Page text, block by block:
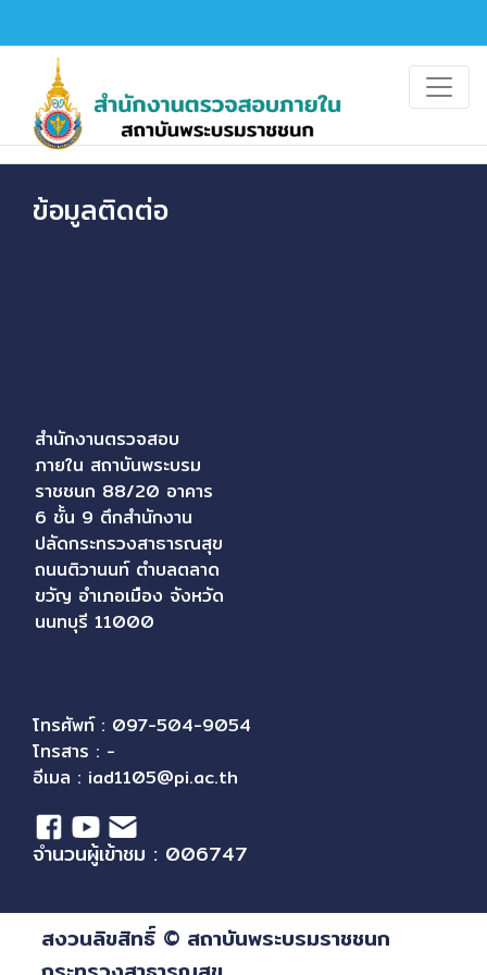
ข้อมูลติดต่อ
สำนักงานตรวจสอบ
ภายใน สถาบันพระบรม
ราชชนก 88/20 อาคาร
6 ชั้น 9 ตึกสำนักงาน
ปลัดกระทรวงสาธารณสุข
ถนนติวานนท์ ตำบลตลาด
ขวัญ อำเภอเมือง จังหวัด
นนทบุรี 11000
โทรศัพท์ : 097-504-9054
โทรสาร : -
อีเมล : iad1105@pi.ac.th
จำนวนผู้เข้าชม : 006747
สงวนลิขสิทธิ์ © สถาบันพระบรมราชชนก